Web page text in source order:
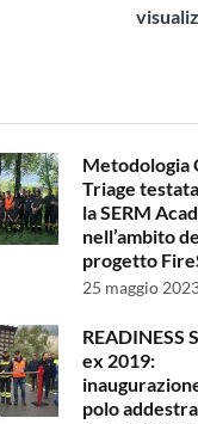
Metodologia
Triage
la SERM
nell’ambito
progetto
25 maggio
READINESS
ex 2019:
polo